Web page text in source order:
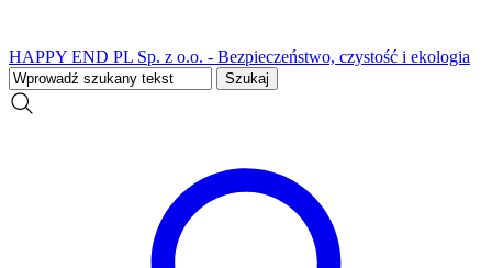
HAPPY END PL Sp. z o.o. - Bezpieczeństwo, czystość i ekologia